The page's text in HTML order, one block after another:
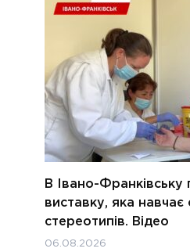
В Івано-Франківську
виставку, яка навчає
стереотипів. Відео
06.08.2026